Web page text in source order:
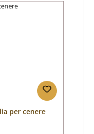
per cenere